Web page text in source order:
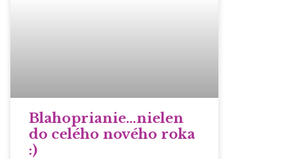
Blahoprianie…nielen
do celého nového roka
:)